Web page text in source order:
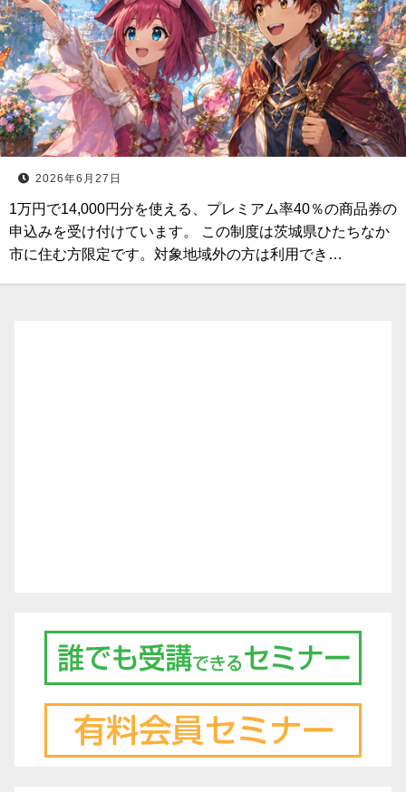
2026年6月27日
1万円で14,000円分を使える、プレミアム率40％の商品券の
申込みを受け付けています。 この制度は茨城県ひたちなか
市に住む方限定です。対象地域外の方は利用でき…